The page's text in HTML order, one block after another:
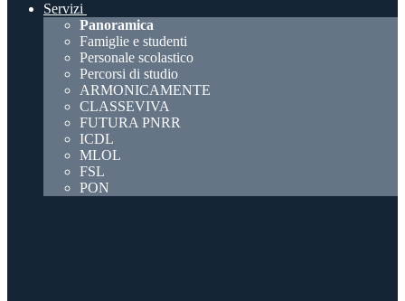
Servizi
Panoramica
Famiglie e studenti
Personale scolastico
Percorsi di studio
ARMONICAMENTE
CLASSEVIVA
FUTURA PNRR
ICDL
MLOL
FSL
PON